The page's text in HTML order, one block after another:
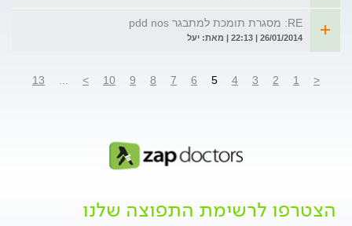
RE: מסגרת תומכת למתבגר pdd nos
26/01/2014 | 22:13 | מאת: יעל
<
1
2
3
4
5
6
7
8
9
10
>
13
הצטרפו לרשימת התפוצה שלנו